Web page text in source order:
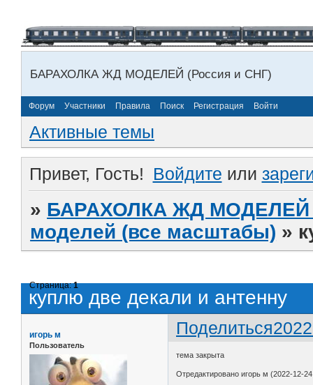
БАРАХОЛКА ЖД МОДЕЛЕЙ (Россия и СНГ)
Форум Участники Правила Поиск Регистрация Войти
Активные темы
Привет, Гость! Войдите или
» БАРАХОЛКА ЖД МОДЕЛЕЙ
моделей (все масштабы) »
куплю две декали и антенну
Страница:1
Поделиться
игорь м
Пользователь
тема закрыта
Отредактировано игорь м (2022-12-